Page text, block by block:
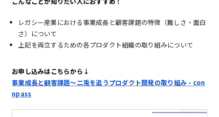
レガシー産業における事業成長と顧客課題の特徴（難しさ・面白
さ）について
上記を両立するための各プロダクト組織の取り組みについて
お申し込みはこちらから↓
事業成長と顧客課題～二兎を追うプロダクト開発の取り組み - con
npass